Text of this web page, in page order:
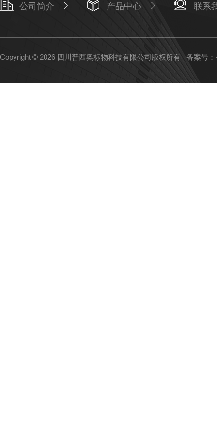
公司简介 产品中心 联系
Copyright © 2026 四川普西奥标物科技有限公司版权所有 备案号：